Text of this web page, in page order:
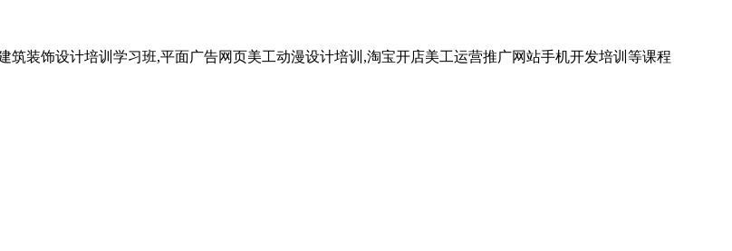
装饰设计培训学习班,平面广告网页美工动漫设计培训,淘宝开店美工运营推广网站手机开发培训等课程